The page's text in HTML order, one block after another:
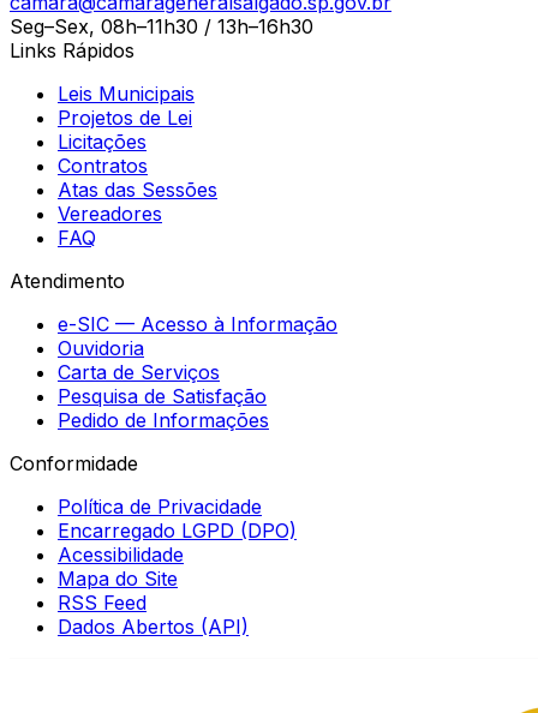
Seg–Sex, 08h–11h30 / 13h–16h30
Links Rápidos
Leis Municipais
Projetos de Lei
Licitações
Contratos
Atas das Sessões
Vereadores
FAQ
Atendimento
e-SIC — Acesso à Informação
Ouvidoria
Carta de Serviços
Pesquisa de Satisfação
Pedido de Informações
Conformidade
Política de Privacidade
Encarregado LGPD (DPO)
Acessibilidade
Mapa do Site
RSS Feed
Dados Abertos (API)